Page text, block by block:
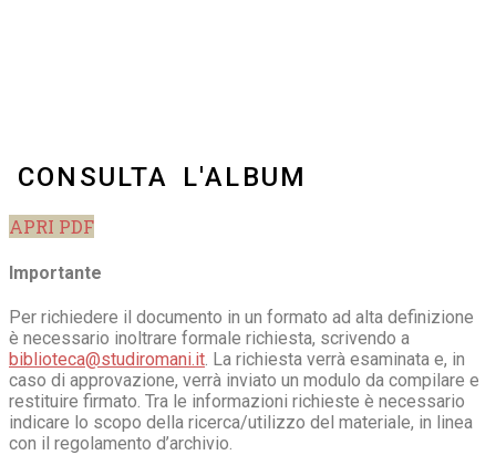
CONSULTA L'ALBUM
APRI PDF
Importante
Per richiedere il documento in un formato ad alta definizione
è necessario inoltrare formale richiesta, scrivendo a
biblioteca@studiromani.it. La richiesta verrà esaminata e, in
caso di approvazione, verrà inviato un modulo da compilare e
restituire firmato. Tra le informazioni richieste è necessario
indicare lo scopo della ricerca/utilizzo del materiale, in linea
con il regolamento d’archivio.